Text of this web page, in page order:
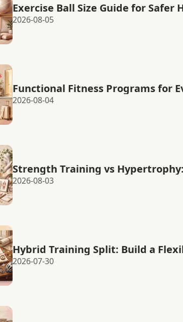
Exercise Ball Size Guide for Safer
2026-08-05
Functional Fitness Programs for
2026-08-04
Strength Training vs
2026-08-03
Hybrid Training Split: Build a
2026-07-30